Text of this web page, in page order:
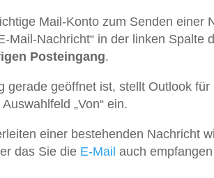
Mail-Konto zum Senden einer
Mail-Nachricht“ in der linken Spalte
Posteingang.
gerade geöffnet ist, stellt Outlook
„Von“ ein.
einer bestehenden Nachricht
das Sie die E-Mail auch